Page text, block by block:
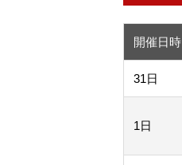
開催日時
31日
1日